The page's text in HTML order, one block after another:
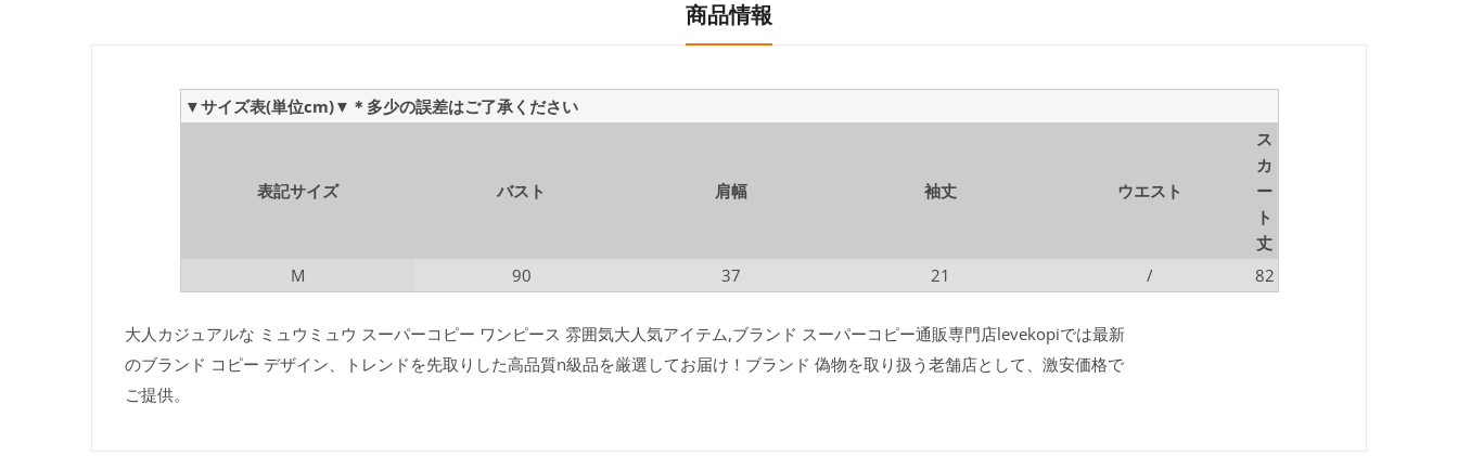
商品情報
▼サイズ表(単位cm)▼＊多少の誤差はご了承ください
表記サイズ バスト 肩幅 袖丈 ウエスト
ス
カ
ー
ト
丈
M
90 37 21 / 82
大人カジュアルな ミュウミュウ スーパーコピー ワンピース 雰囲気大人気アイテム,ブランド スーパーコピー通販専門店levekopiでは最新
のブランド コピー デザイン、トレンドを先取りした高品質n級品を厳選してお届け！ブランド 偽物を取り扱う老舗店として、激安価格で
ご提供。